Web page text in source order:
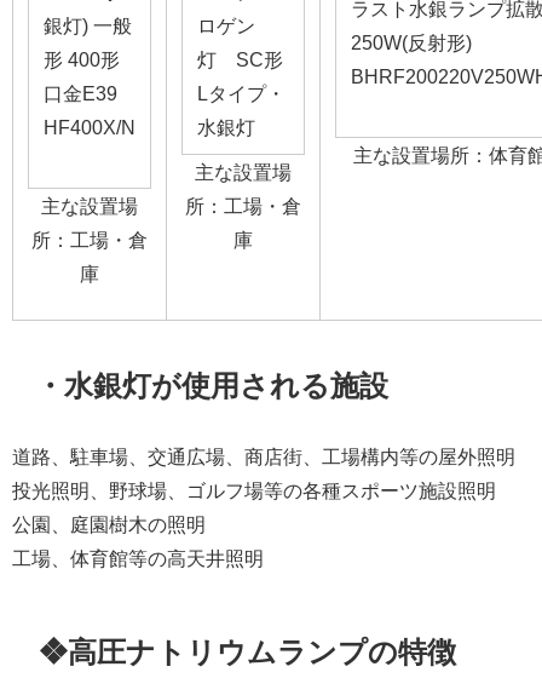
銀灯) 一般
形 400形
口金E39
HF400X/N
主な設置場
所：工場・倉
庫
ロゲン
灯 SC形
Lタイプ・
水銀灯
主な設置場
所：工場・倉
庫
ラスト水銀ランプ拡
250W(反射形)
主な設置場所：体育
・水銀灯が使用される施設
道路、駐車場、交通広場、商店街、工場構内等の屋外照明
投光照明、野球場、ゴルフ場等の各種スポーツ施設照明
公園、庭園樹木の照明
工場、体育館等の高天井照明
❖高圧ナトリウムランプの特徴